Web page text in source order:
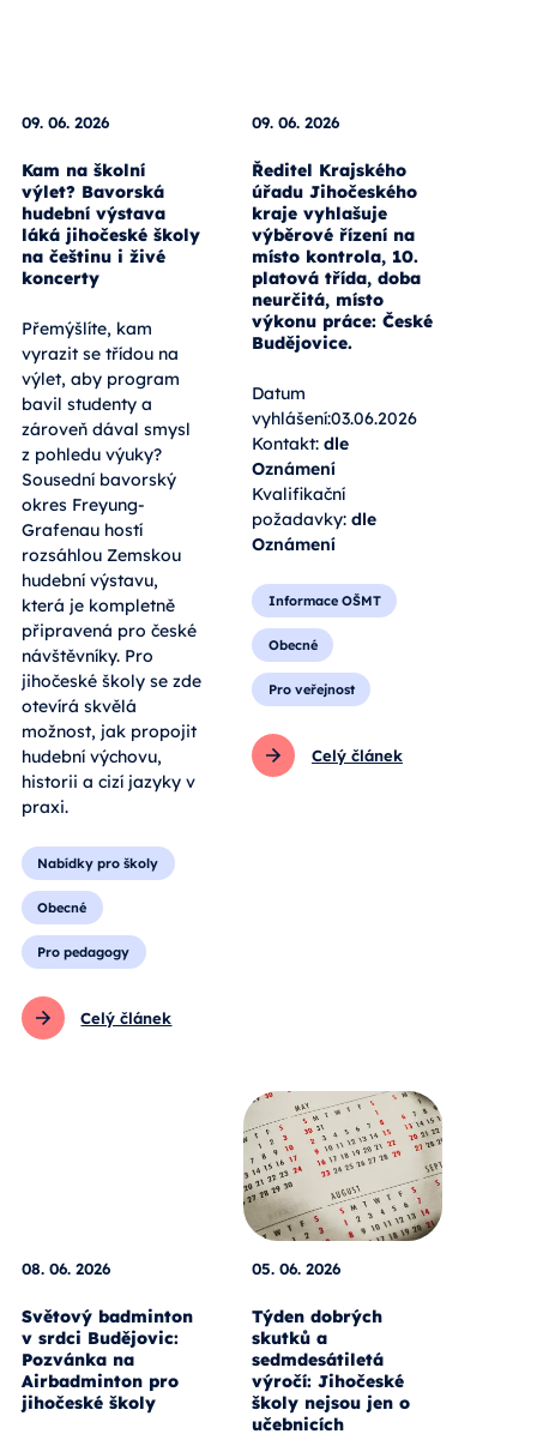
09. 06. 2026
Kam na školní
výlet? Bavorská
hudební výstava
láká jihočeské školy
na češtinu i živé
koncerty
Přemýšlíte, kam
vyrazit se třídou na
výlet, aby program
bavil studenty a
zároveň dával smysl
z pohledu výuky?
Sousední bavorský
okres Freyung-
Grafenau hostí
rozsáhlou Zemskou
hudební výstavu,
která je kompletně
připravená pro české
návštěvníky. Pro
jihočeské školy se zde
otevírá skvělá
možnost, jak propojit
hudební výchovu,
historii a cizí jazyky v
praxi.
Nabídky pro školy
Obecné
Pro pedagogy
Celý článek
09. 06. 2026
Ředitel Krajského
úřadu Jihočeského
kraje vyhlašuje
výběrové řízení na
místo kontrola, 10.
platová třída, doba
neurčitá, místo
výkonu práce: České
Budějovice.
Datum
vyhlášení:03.06.2026
Kontakt:dle
Oznámení
Kvalifikační
požadavky:dle
Oznámení
Informace OŠMT
Obecné
Pro veřejnost
Celý článek
08. 06. 2026
Světový badminton
v srdci Budějovic:
Pozvánka na
Airbadminton pro
jihočeské školy
05. 06. 2026
Týden dobrých
skutků a
sedmdesátiletá
výročí: Jihočeské
školy nejsou jen o
učebnicích